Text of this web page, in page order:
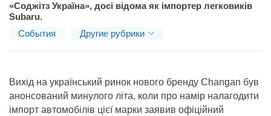
«Соджітз Україна», досі відома як імпортер легковиків
Subaru.
События
Другие рубрики
Вихід на український ринок нового бренду Changan був
анонсований минулого літа, коли про намір налагодити
імпорт автомобілів цієї марки заявив офіційний